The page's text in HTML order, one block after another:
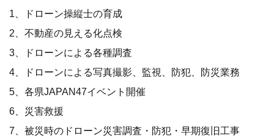
1、ドローン操縦士の育成
2、不動産の見える化点検
3、ドローンによる各種調査
4、ドローンによる写真撮影、監視、防犯、防災業務
5、各県JAPAN47イベント開催
6、災害救援
7、被災時のドローン災害調査・防犯・早期復旧工事